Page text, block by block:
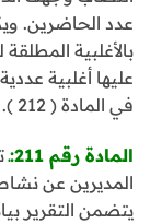
عدد الحاضرين.
بالأغلبية
عليها أغلبية
في المادة ( 212 ).
المادة رقم 211:ـ
المديرين عن
يتضمن التقرير